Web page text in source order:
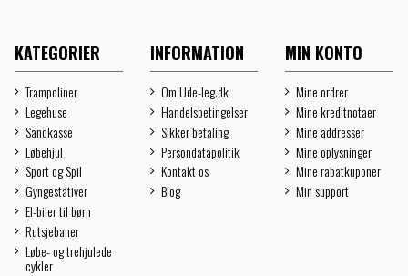
KATEGORIER
Trampoliner
Legehuse
Sandkasse
Løbehjul
Sport og Spil
Gyngestativer
El-biler til børn
Rutsjebaner
Løbe- og trehjulede
cykler
INFORMATION
Om Ude-leg.dk
Handelsbetingelser
Sikker betaling
Persondatapolitik
Kontakt os
Blog
MIN KONTO
Mine ordrer
Mine kreditnotaer
Mine addresser
Mine oplysninger
Mine rabatkuponer
Min support